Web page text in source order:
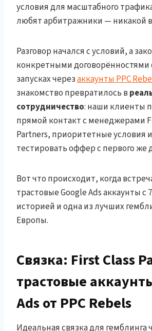
условия для масштабного
любят арбитражники — никакой
Разговор начался с условий, а
конкретными договорённостями
запусках черезаккаунты PPC
знакомство превратилось в
сотрудничество: наши клиенты
прямой контакт с менеджерами
Partners, приоритетные условия
тестировать оффер с первого же
Вот что происходит, когда
трастовые Google Ads аккаунты с
историей и одна из лучших
Европы.
Связка: First Class
трастовые
Ads от PPC Rebels
Идеальная связка для гемблинга